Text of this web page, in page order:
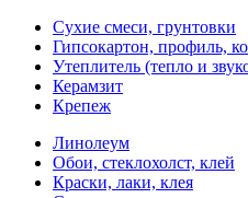
Сухие смеси, грунтовки
Гипсокартон, профиль,
Утеплитель (тепло и
Керамзит
Крепеж
Линолеум
Обои, стеклохолст, клей
Краски, лаки, клея